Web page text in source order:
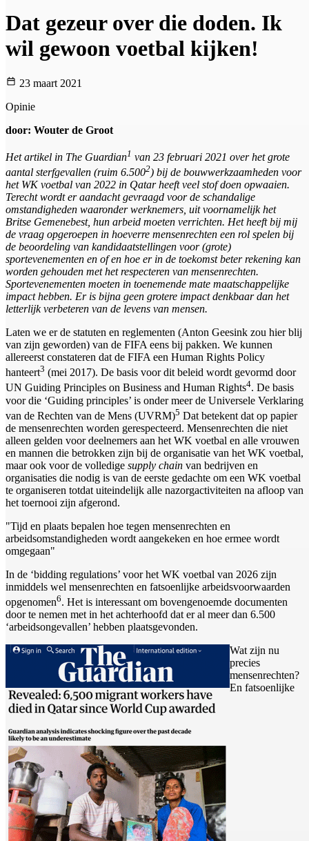
Dat gezeur over die doden. Ik
wil gewoon voetbal kijken!
23 maart 2021
Opinie
door: Wouter de Groot
Het artikel in The Guardian1 van 23 februari 2021 over het grote
aantal sterfgevallen (ruim 6.5002) bij de bouwwerkzaamheden voor
het WK voetbal van 2022 in Qatar heeft veel stof doen opwaaien.
Terecht wordt er aandacht gevraagd voor de schandalige
omstandigheden waaronder werknemers, uit voornamelijk het
Britse Gemenebest, hun arbeid moeten verrichten. Het heeft bij mij
de vraag opgeroepen in hoeverre mensenrechten een rol spelen bij
de beoordeling van kandidaatstellingen voor (grote)
sportevenementen en of en hoe er in de toekomst beter rekening kan
worden gehouden met het respecteren van mensenrechten.
Sportevenementen moeten in toenemende mate maatschappelijke
impact hebben. Er is bijna geen grotere impact denkbaar dan het
letterlijk verbeteren van de levens van mensen.
Laten we er de statuten en reglementen (Anton Geesink zou hier blij
van zijn geworden) van de FIFA eens bij pakken. We kunnen
allereerst constateren dat de FIFA een Human Rights Policy
hanteert3 (mei 2017). De basis voor dit beleid wordt gevormd door
UN Guiding Principles on Business and Human Rights4. De basis
voor die ‘Guiding principles’ is onder meer de Universele Verklaring
van de Rechten van de Mens (UVRM)5 Dat betekent dat op papier
de mensenrechten worden gerespecteerd. Mensenrechten die niet
alleen gelden voor deelnemers aan het WK voetbal en alle vrouwen
en mannen die betrokken zijn bij de organisatie van het WK voetbal,
maar ook voor de volledige supply chain van bedrijven en
organisaties die nodig is van de eerste gedachte om een WK voetbal
te organiseren totdat uiteindelijk alle nazorgactiviteiten na afloop van
het toernooi zijn afgerond.
"Tijd en plaats bepalen hoe tegen mensenrechten en
arbeidsomstandigheden wordt aangekeken en hoe ermee wordt
omgegaan"
In de ‘bidding regulations’ voor het WK voetbal van 2026 zijn
inmiddels wel mensenrechten en fatsoenlijke arbeidsvoorwaarden
opgenomen6. Het is interessant om bovengenoemde documenten
door te nemen met in het achterhoofd dat er al meer dan 6.500
‘arbeidsongevallen’ hebben plaatsgevonden.
Wat zijn nu
precies
mensenrechten?
En fatsoenlijke